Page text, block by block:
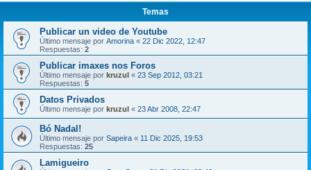
Temas
Publicar un video de Youtube
Último mensaje por Amorina « 22 Dic 2022, 12:47
Respuestas: 2
Publicar imaxes nos Foros
Último mensaje por kruzul « 23 Sep 2012, 03:21
Respuestas: 5
Datos Privados
Último mensaje por kruzul « 23 Abr 2008, 22:47
Bó Nadal!
Último mensaje por Sapeira « 11 Dic 2025, 19:53
Respuestas: 25
Lamigueiro